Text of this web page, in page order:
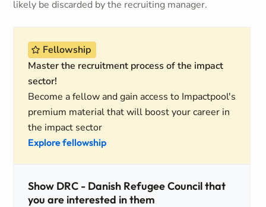
likely be discarded by the recruiting manager.
Fellowship
Master the recruitment process of the impact
sector!
Become a fellow and gain access to Impactpool's
premium material that will boost your career in
the impact sector
Explore fellowship
Show DRC - Danish Refugee Council that
you are interested in them